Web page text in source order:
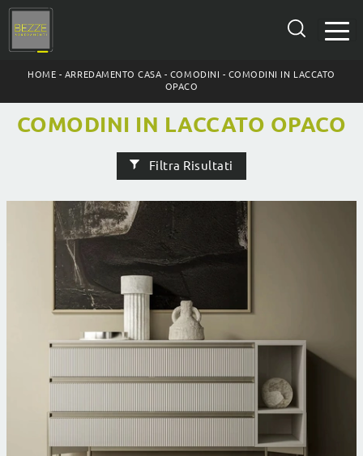
HOME - ARREDAMENTO CASA - COMODINI - COMODINI IN LACCATO
OPACO
COMODINI IN LACCATO OPACO
Filtra Risultati